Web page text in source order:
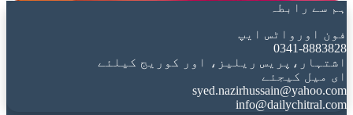
ہم سے رابطہ
فون اورواٹس ایپ
0341-8883828
اشتہار،پریس ریلیز، اور کوریج کیلئے
ای میل کیجئے
syed.nazirhussain@yahoo.com
info@dailychitral.com